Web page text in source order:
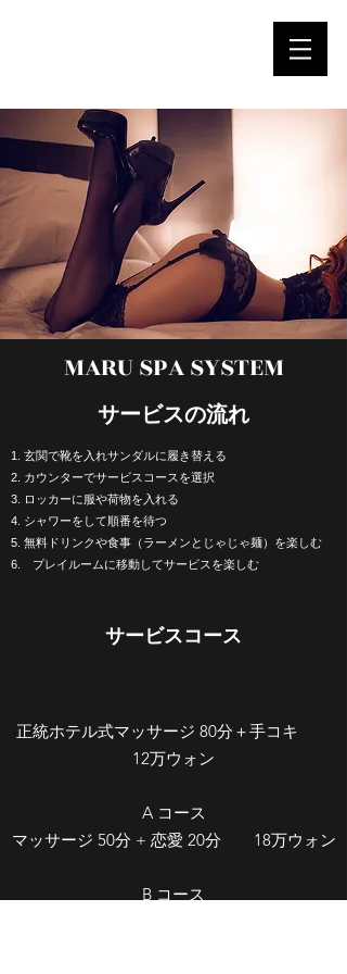
MARU SPA SYSTEM
​サービスの流れ
1. 玄関で靴を入れサンダルに履き替える
2. カウンターでサービスコースを選択
3.
ロッカーに服や荷物を入れる
4. シャワーをして順番を待つ
5. 無料ドリンクや食事（ラーメンとじゃじゃ麺）を楽しむ
6. プレイルームに移動してサービスを楽しむ
サービスコース
正統ホテル式マッサージ 80分＋手コキ
12万ウォン
A コース
​マッサージ 50分 + 恋愛 20分 18万ウォン
B コース